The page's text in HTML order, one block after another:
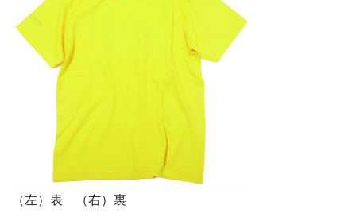
（左）表 （右）裏